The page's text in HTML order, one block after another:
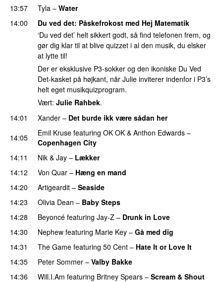
13:57
Tyla – Water
14:00 Du ved det: Påskefrokost med Hej Matematik
‘Du ved det’ helt sikkert godt, så find telefonen frem, og
gør dig klar til at blive quizzet i al den musik, du elsker
at lytte til!
Der er eksklusive P3-sokker og den ikoniske Du Ved
Det-kasket på højkant, når Julie inviterer indenfor i P3’s
helt eget musikquizprogram.
Vært: Julie Rahbek.
14:01
Xander – Det burde ikk være sådan her
14:05
Emil Kruse featuring OK OK & Anthon Edwards –
Copenhagen City
14:11
Nik & Jay – Lækker
14:12
Von Quar – Hæng en mand
14:20
Artigeardit – Seaside
14:23
Olivia Dean – Baby Steps
14:28
Beyoncé featuring Jay-Z – Drunk in Love
14:30
Nephew featuring Marie Key – Gå med dig
14:31
The Game featuring 50 Cent – Hate It or Love It
14:35
Peter Sommer – Valby Bakke
14:36 Will.I.Am featuring Britney Spears – Scream & Shout